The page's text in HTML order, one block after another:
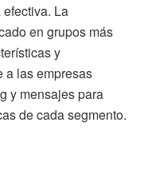
La
en grupos más
y
a las empresas
y mensajes para
de cada segmento.